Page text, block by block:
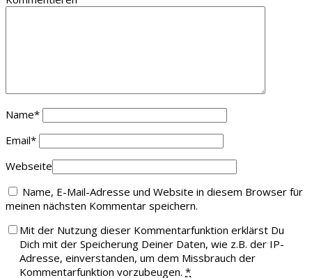
Name*
Email*
Webseite
Name, E-Mail-Adresse und Website in diesem Browser für
meinen nächsten Kommentar speichern.
Mit der Nutzung dieser Kommentarfunktion erklärst Du
Dich mit der Speicherung Deiner Daten, wie z.B. der IP-
Adresse, einverstanden, um dem Missbrauch der
Kommentarfunktion vorzubeugen. *